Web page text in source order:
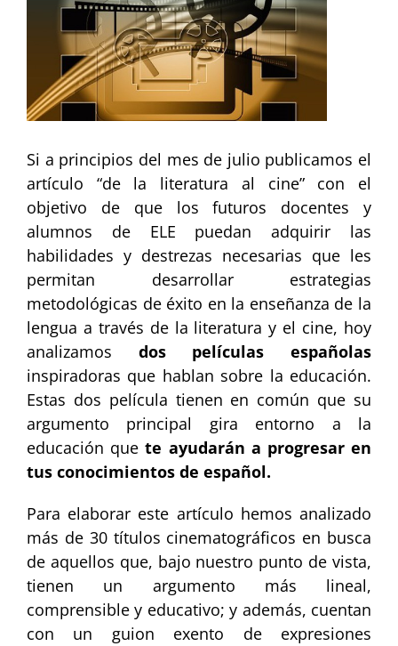
Si a principios del mes de julio publicamos el
artículo “de la literatura al cine” con el
objetivo de que los futuros docentes y
alumnos de ELE puedan adquirir las
habilidades y destrezas necesarias que les
permitan desarrollar estrategias
metodológicas de éxito en la enseñanza de la
lengua a través de la literatura y el cine, hoy
analizamos dos películas españolas
inspiradoras que hablan sobre la educación.
Estas dos película tienen en común que su
argumento principal gira entorno a la
educación quete ayudarán a progresar en
tus conocimientos de español.
Para elaborar este artículo hemos analizado
más de 30 títulos cinematográficos en busca
de aquellos que, bajo nuestro punto de vista,
tienen un argumento más lineal,
comprensible y educativo; y además, cuentan
con un guion exento de expresiones